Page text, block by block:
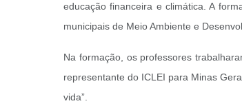
educação financeira e climática. A
municipais de Meio Ambiente e
Na formação, os professores
representante do ICLEI para Minas
vida”.